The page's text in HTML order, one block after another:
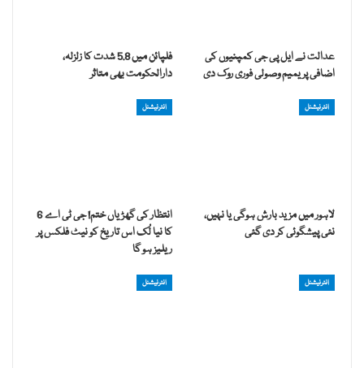
عدالت نے ایل پی جی کمپنیوں کی
اضافی پریمیم وصولی فوری روک دی
فلپائن میں 5.8 شدت کا زلزلہ،
دارالحکومت بھی متاثر
انٹرنیشنل
لاہور میں مزید بارش ہوگی یا نہیں،
نئی پیشگوئی کر دی گئی
انٹرنیشنل
انتظار کی گھڑیاں ختم! جی ٹی اے 6
کا نیا لُک اس تاریخ کو نیٹ فلکس پر
ریلیز ہو گا
انٹرنیشنل انٹرنیشنل